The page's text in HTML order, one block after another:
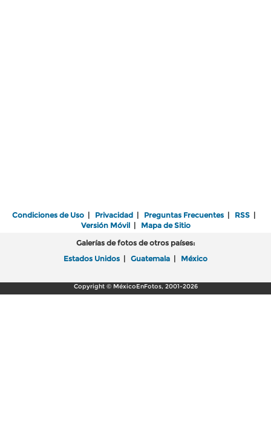
Condiciones de Uso | Privacidad | Preguntas Frecuentes | RSS |
Versión Móvil| Mapa de Sitio
Galerías de fotos de otros países:
Estados Unidos | Guatemala | México
Copyright © MéxicoEnFotos, 2001-2026